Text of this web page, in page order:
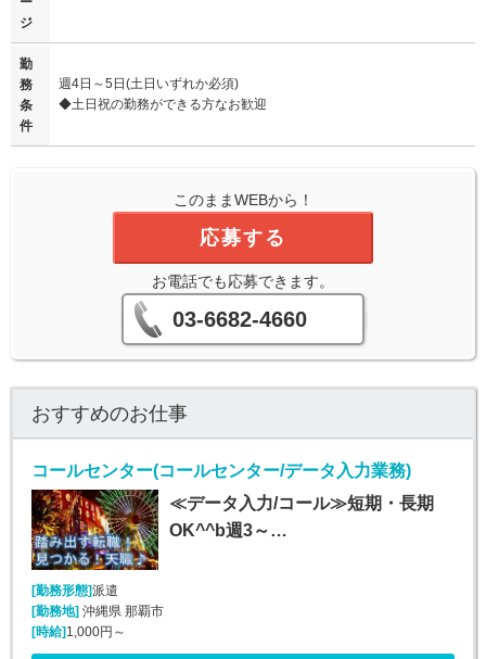
ジ
勤
務
条
件
週4日～5日(土日いずれか必須)
◆土日祝の勤務ができる方なお歓迎
このままWEBから！
応募する
お電話でも応募できます。
03-6682-4660
おすすめのお仕事
コールセンター(コールセンター/データ入力業務)
≪データ入力/コール≫短期・長期
OK^^b週3～…
[勤務形態]派遣
[勤務地] 沖縄県 那覇市
[時給] 1,000円～